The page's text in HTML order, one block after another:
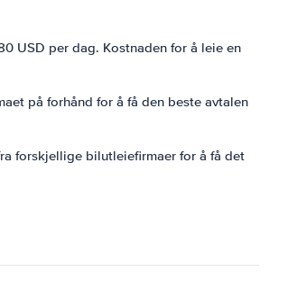
USD per dag. Kostnaden for å leie en
på forhånd for å få den beste avtalen
forskjellige bilutleiefirmaer for å få det